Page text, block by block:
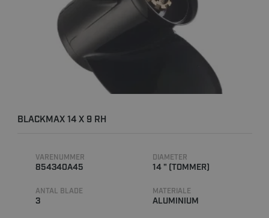
BLACKMAX 14 X 9 RH
VARENUMMER
854340A45
DIAMETER
14 " (TOMMER)
ANTAL BLADE
3
MATERIALE
ALUMINIUM